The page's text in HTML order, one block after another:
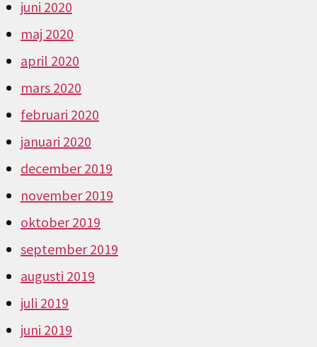
juni 2020
maj 2020
april 2020
mars 2020
februari 2020
januari 2020
december 2019
november 2019
oktober 2019
september 2019
augusti 2019
juli 2019
juni 2019